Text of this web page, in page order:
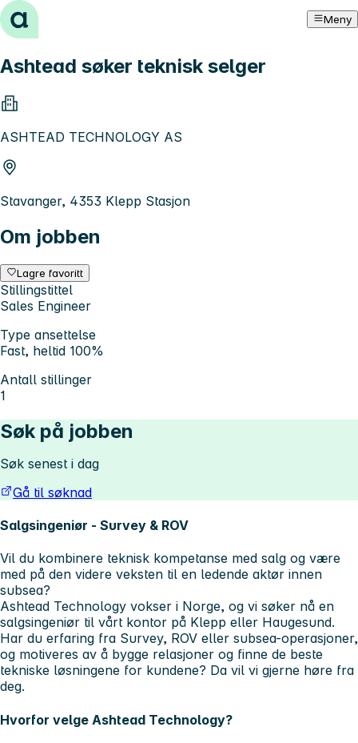
Hopp til innhold Meny
Ashtead søker teknisk selger
ASHTEAD TECHNOLOGY AS
Stavanger, 4353 Klepp Stasjon
Om jobben
Lagre favoritt
Stillingstittel
Sales Engineer
Type ansettelse
Fast, heltid 100%
Antall stillinger
1
Søk på jobben
Søk senest i dag
Gå til søknad
Salgsingeniør - Survey & ROV
Vil du kombinere teknisk kompetanse med salg og være
med på den videre veksten til en ledende aktør innen
subsea?
Ashtead Technology vokser i Norge, og vi søker nå en
salgsingeniør til vårt kontor på Klepp eller Haugesund.
Har du erfaring fra Survey, ROV eller subsea-operasjoner,
og motiveres av å bygge relasjoner og finne de beste
tekniske løsningene for kundene? Da vil vi gjerne høre fra
deg.
Hvorfor velge Ashtead Technology?